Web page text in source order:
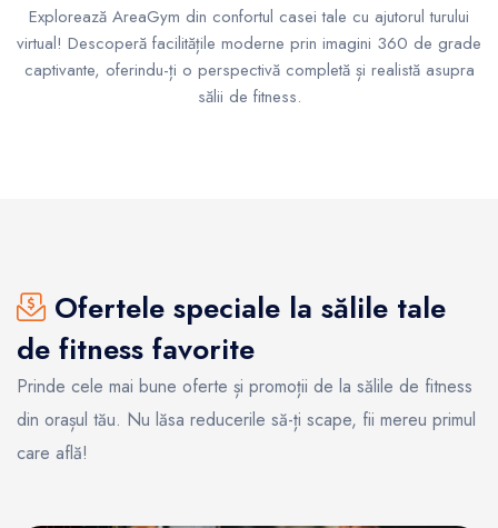
Explorează AreaGym din confortul casei tale cu ajutorul turului
virtual! Descoperă facilitățile moderne prin imagini 360 de grade
captivante, oferindu-ți o perspectivă completă și realistă asupra
sălii de fitness.
Ofertele speciale la sălile tale
de fitness favorite
Prinde cele mai bune oferte și promoții de la sălile de fitness
din orașul tău. Nu lăsa reducerile să-ți scape, fii mereu primul
care află!